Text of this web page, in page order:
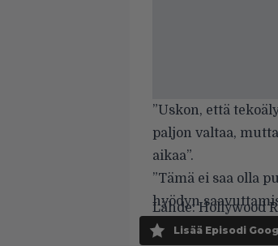
”Uskon, että
paljon valtaa,
aikaa”.
”Tämä ei saa olla
hyödyn
Lähde:Hollywood
Lisää Episodi